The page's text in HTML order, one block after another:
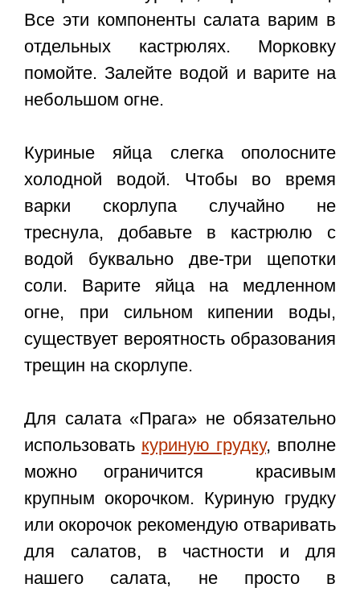
Все эти компоненты салата варим в
отдельных кастрюлях. Морковку
помойте. Залейте водой и варите на
небольшом огне.
Куриные яйца слегка ополосните
холодной водой. Чтобы во время
варки скорлупа случайно не
треснула, добавьте в кастрюлю с
водой буквально две-три щепотки
соли. Варите яйца на медленном
огне, при сильном кипении воды,
существует вероятность образования
трещин на скорлупе.
Для салата «Прага» не обязательно
использовать куриную грудку, вполне
можно ограничится красивым
крупным окорочком. Куриную грудку
или окорочок рекомендую отваривать
для салатов, в частности и для
нашего салата, не просто в